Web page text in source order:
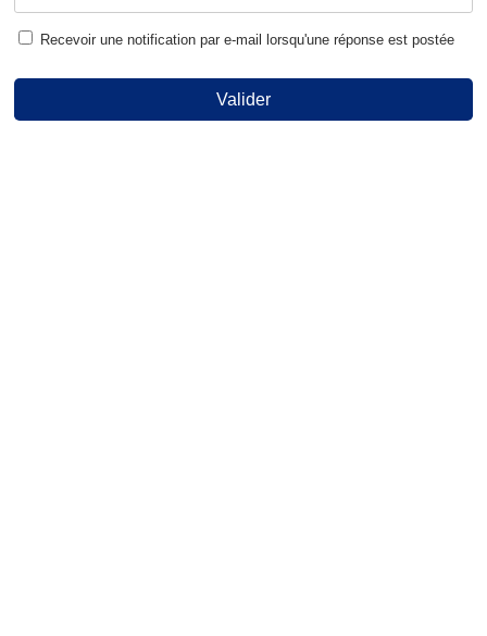
Recevoir une notification par e-mail lorsqu'une réponse est postée
Valider